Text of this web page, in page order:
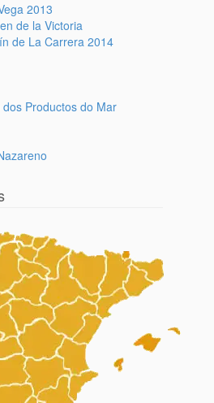
2013
de la Victoria
de La Carrera 2014
Productos do Mar